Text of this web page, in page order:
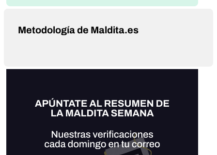
Metodología de Maldita.es